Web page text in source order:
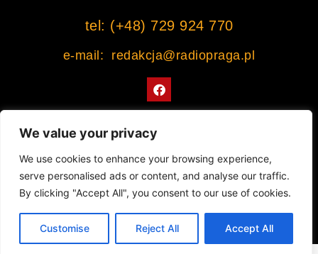
We value your privacy
We use cookies to enhance your browsing experience,
serve personalised ads or content, and analyse our traffic.
By clicking "Accept All", you consent to our use of cookies.
Customise Reject All Accept All
tel: (+48) 729 924 770
e-mail: redakcja@radiopraga.pl
F
a
c
o
k
Współpracujemy z Muzeum Warszawskiej Pragi
© 2022 All rights Reserved. Radiopraga.pl
Projekt strony internetowej: tomasz-kaminski.pl